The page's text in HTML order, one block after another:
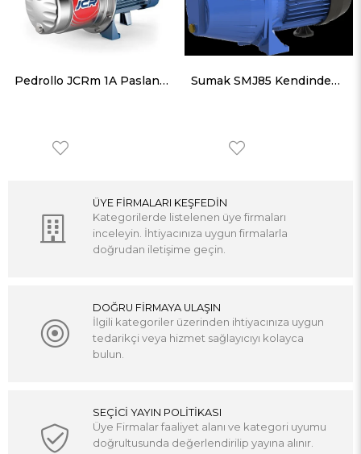
Pedrollo JCRm 1A Paslanmaz Gövdeli Jet Pompa 48 mss 3.6 m³/h Sumak SMJ85 Kendinden Emişli Jet Pompa Monofaze (220V) 0.85HP
ÜYE FİRMALARI KEŞFEDİN
Kategorilerde listelenen üye firmaları
inceleyin. İhtiyacınıza uygun firmalarla
doğrudan iletişime geçin.
DOĞRU FİRMAYA ULAŞIN
İlgili kategoriler üzerinden ihtiyacınıza uygun
tedarikçi veya hizmet sağlayıcıyı kolayca
bulun.
SEÇİCİ YAYIN POLİTİKASI
Üye Firmalar faaliyet alanı ve kategori uyumu
doğrultusunda değerlendirilip yayına alınır.